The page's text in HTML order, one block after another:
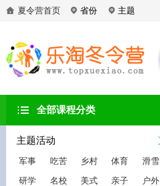
夏令营首页 省份 主题
全部课程分类
主题活动
军事 吃苦 乡村 体育
滑雪
研学
名校 美式 亲子 户外